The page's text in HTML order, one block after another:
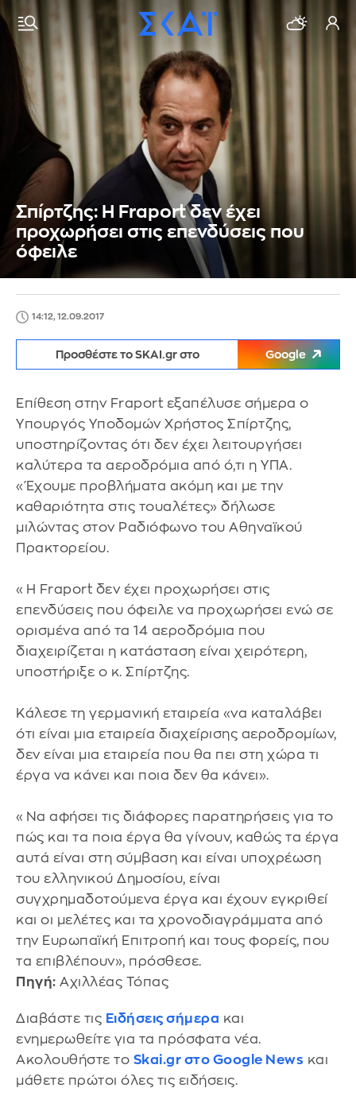
Σπίρτζης: Η Fraport δεν έχει
προχωρήσει στις επενδύσεις που
όφειλε
14:12, 12.09.2017
Προσθέστε το SKAI.gr στο Google
Επίθεση στην Fraport εξαπέλυσε σήμερα ο
Υπουργός Υποδομών Χρήστος Σπίρτζης,
υποστηρίζοντας ότι δεν έχει λειτουργήσει
καλύτερα τα αεροδρόμια από ό,τι η ΥΠΑ.
«Έχουμε προβλήματα ακόμη και με την
καθαριότητα στις τουαλέτες» δήλωσε
μιλώντας στον Ραδιόφωνο του Αθηναϊκού
Πρακτορείου.
«Η Fraport δεν έχει προχωρήσει στις
επενδύσεις που όφειλε να προχωρήσει ενώ σε
ορισμένα από τα 14 αεροδρόμια που
διαχειρίζεται η κατάσταση είναι χειρότερη,
υποστήριξε ο κ. Σπίρτζης.
Κάλεσε τη γερμανική εταιρεία «να καταλάβει
ότι είναι μια εταιρεία διαχείρισης αεροδρομίων,
δεν είναι μια εταιρεία που θα πει στη χώρα τι
έργα να κάνει και ποια δεν θα κάνει».
«Να αφήσει τις διάφορες παρατηρήσεις για το
πώς και τα ποια έργα θα γίνουν, καθώς τα έργα
αυτά είναι στη σύμβαση και είναι υποχρέωση
του ελληνικού Δημοσίου, είναι
συγχρημαδοτούμενα έργα και έχουν εγκριθεί
και οι μελέτες και τα χρονοδιαγράμματα από
την Ευρωπαϊκή Επιτροπή και τους φορείς, που
τα επιβλέπουν», πρόσθεσε.
Πηγή: Αχιλλέας Τόπας
Διαβάστε τις Ειδήσεις σήμερα και
ενημερωθείτε για τα πρόσφατα νέα.
Ακολουθήστε το Skai.gr στο Google News και
μάθετε πρώτοι όλες τις ειδήσεις.